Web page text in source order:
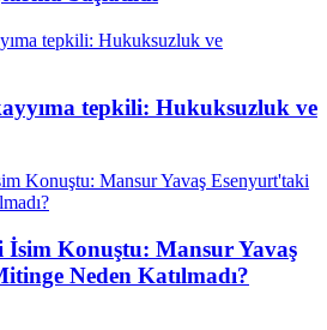
tepkili: Hukuksuzluk ve
İsim Konuştu: Mansur Yavaş
Neden Katılmadı?